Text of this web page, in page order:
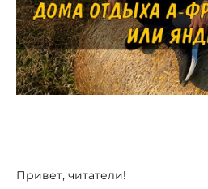
Привет, читатели!